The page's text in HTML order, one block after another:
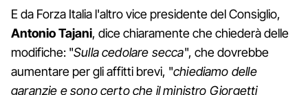
E da Forza Italia l'altro vice presidente del Consiglio,
Antonio Tajani, dice chiaramente che chiederà delle
modifiche: "Sulla cedolare secca", che dovrebbe
aumentare per gli affitti brevi, "chiediamo delle
garanzie e sono certo che il ministro Giorgetti